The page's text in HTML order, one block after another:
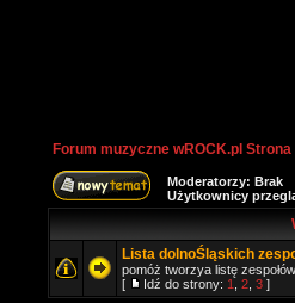
Forum muzyczne wROCK.pl Strona
Moderatorzy: Brak
Użytkownicy
Lista dolnoŚląskich
pomóż tworzya listę
[
Idź do strony: 1 2 3 ]